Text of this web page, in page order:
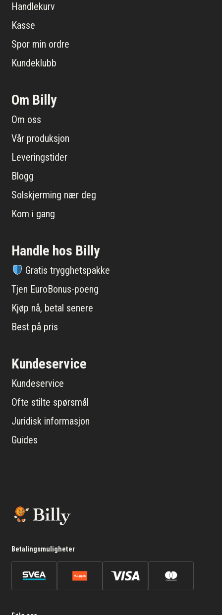
Handlekurv
Kasse
Spor min ordre
Kundeklubb
Om Billy
Om oss
Vår produksjon
Leveringstider
Blogg
Solskjerming nær deg
Kom i gang
Handle hos Billy
Gratis trygghetspakke
Tjen EuroBonus-poeng
Kjøp nå, betal senere
Best på pris
Kundeservice
Kundeservice
Ofte stilte spørsmål
Juridisk informasjon
Guides
Betalingsmuligheter